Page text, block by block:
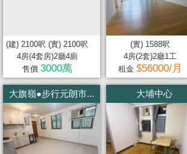
聞
據
公
佈
置
(建) 2100呎 (實) 2100呎
4房(4套房)2廳4廁
售價 3000萬
大旗嶺●步行元朗市...
(實) 1588呎
4房(2套)2廳1工
租金 $56000/月
大埔中心